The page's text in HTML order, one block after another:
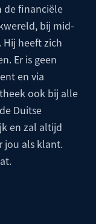
de financiële
bij mid-
heeft zich
Er is geen
en via
ook bij alle
Duitse
en zal altijd
jou als klant.